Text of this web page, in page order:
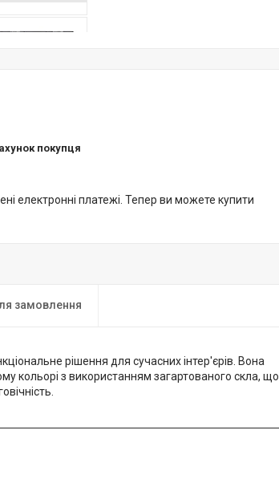
покупця
електронні платежі. Тепер ви можете купити
замовлення
рішення для сучасних інтер'єрів. Вона
кольорі з використанням загартованого скла, що